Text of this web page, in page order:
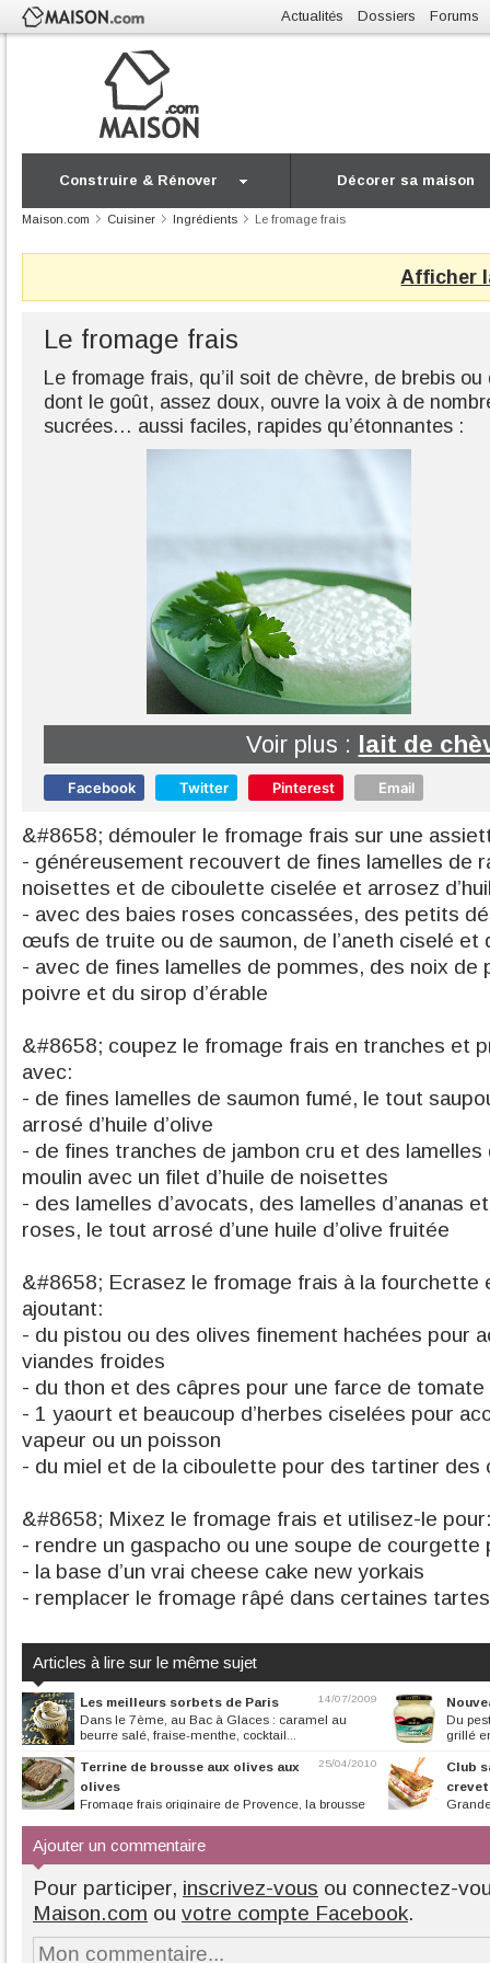
Actualités Dossiers Forums
Construire & Rénover Décorer sa maison
Maison.com Cuisiner Ingrédients Le fromage frais
Afficher
Le fromage frais
Le fromage frais, qu’il soit de chèvre, de brebis
dont le goût, assez doux, ouvre la voix à de
sucrées… aussi faciles, rapides qu’étonnantes :
Voir plus : lait de
Facebook Twitter Pinterest Email
&#8658; démouler le fromage frais sur une
- généreusement recouvert de fines lamelles de
noisettes et de ciboulette ciselée et arrosez
- avec des baies roses concassées, des petits
œufs de truite ou de saumon, de l’aneth ciselé et
- avec de fines lamelles de pommes, des noix de
poivre et du sirop d’érable
&#8658; coupez le fromage frais en tranches et
avec:
- de fines lamelles de saumon fumé, le tout
arrosé d’huile d’olive
- de fines tranches de jambon cru et des
moulin avec un filet d’huile de noisettes
- des lamelles d’avocats, des lamelles d’ananas
roses, le tout arrosé d’une huile d’olive fruitée
&#8658; Ecrasez le fromage frais à la fourchette
ajoutant:
- du pistou ou des olives finement hachées pour
viandes froides
- du thon et des câpres pour une farce de
- 1 yaourt et beaucoup d’herbes ciselées pour
vapeur ou un poisson
- du miel et de la ciboulette pour des tartiner des
&#8658; Mixez le fromage frais et utilisez-le
- rendre un gaspacho ou une soupe de courgette
- la base d’un vrai cheese cake new yorkais
- remplacer le fromage râpé dans certaines
Articles à lire sur le même sujet
14/07/2009
Les meilleurs sorbets de Paris
Dans le 7ème, au Bac à Glaces : caramel au
beurre salé, fraise-menthe, cocktail...
Du
grillé
25/04/2010
Terrine de brousse aux olives aux
olives
Fromage frais originaire de Provence, la brousse
Club
Ajouter un commentaire
Pour participer, inscrivez-vous ou connectez-
Maison.com ou votre compte Facebook.